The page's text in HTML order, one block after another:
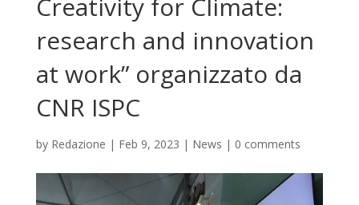
Creativity for Climate:
research and innovation
at work” organizzato da
CNR ISPC
by Redazione | Feb 9, 2023 | News | 0 comments